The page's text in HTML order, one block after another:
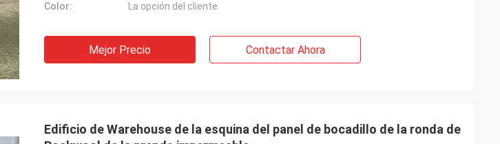
Color:
La opción del cliente
Mejor Precio Contactar Ahora
Edificio de Warehouse de la esquina del panel de bocadillo de la ronda de